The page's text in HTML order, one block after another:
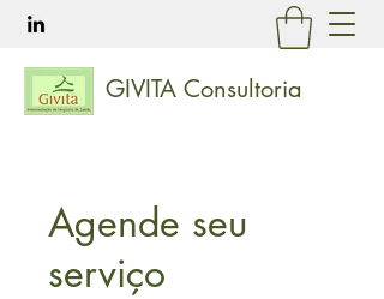
GIVITA Consultoria
Agende seu
serviço